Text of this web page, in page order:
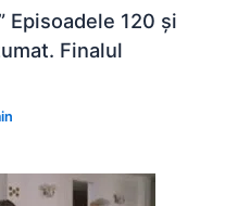
Episoadele 120 și
Finalul